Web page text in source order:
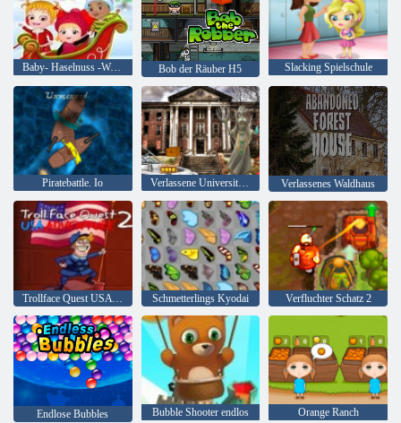
Baby- Haselnuss -Weihnachtsüberraschung Bob der Räuber H5 Slacking Spielschule
Piratebattle. Io Verlassene Universität HTML5 Escape Verlassenes Waldhaus
Trollface Quest USA Adventure 2 Schmetterlings Kyodai Verfluchter Schatz 2
Endlose Bubbles Bubble Shooter endlos Orange Ranch